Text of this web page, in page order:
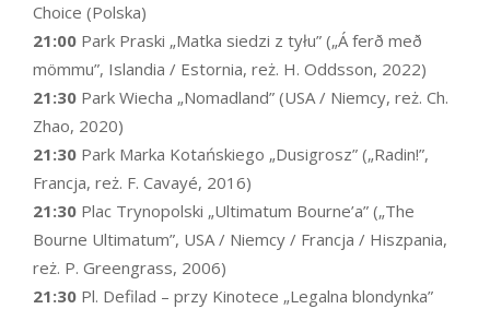
Choice (Polska)
21:00 Park Praski „Matka siedzi z tyłu” („Á ferð með
mömmu”, Islandia / Estornia, reż. H. Oddsson, 2022)
21:30 Park Wiecha „Nomadland” (USA / Niemcy, reż. Ch.
Zhao, 2020)
21:30 Park Marka Kotańskiego „Dusigrosz” („Radin!”,
Francja, reż. F. Cavayé, 2016)
21:30 Plac Trynopolski „Ultimatum Bourne’a” („The
Bourne Ultimatum”, USA / Niemcy / Francja / Hiszpania,
reż. P. Greengrass, 2006)
21:30 Pl. Defilad – przy Kinotece „Legalna blondynka”